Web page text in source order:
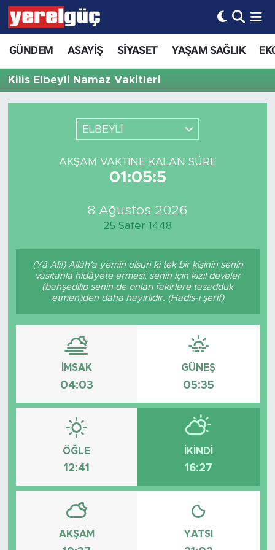
GÜNDEM ASAYİŞ SİYASET YAŞAM SAĞLIK
Kilis Elbeyli Namaz Vakitleri
ELBEYLİ
AKŞAM VAKTINE KALAN SÜRE
01:05:5
8 Ağustos 2026
25 Safer 1448
(Yâ Ali!) Allâh'a yemin olsun ki tek bir kişinin senin
vasıtanla hidâyete ermesi, senin için kızıl develer
(bahşedilip senin de onları fakirlere tasadduk
etmen)den daha hayırlıdır. (Hadis-i şerif)
İMSAK
04:03
GÜNEŞ
05:35
ÖĞLE
12:41
İKINDI
16:27
AKŞAM YATSI